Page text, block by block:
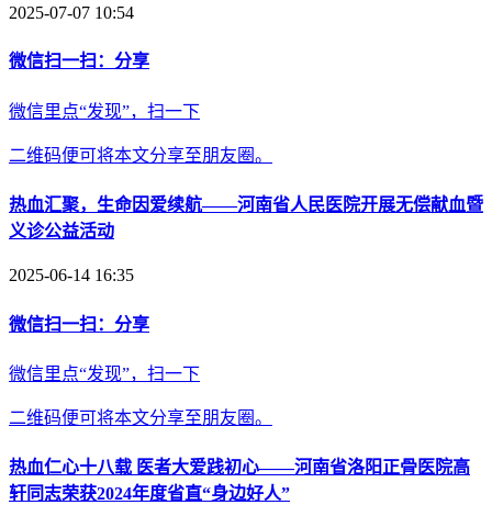
2025-07-07 10:54
微信扫一扫：分享
微信里点“发现”，扫一下
二维码便可将本文分享至朋友圈。
热血汇聚，生命因爱续航——河南省人民医院开展无偿献血暨
义诊公益活动
2025-06-14 16:35
微信扫一扫：分享
微信里点“发现”，扫一下
二维码便可将本文分享至朋友圈。
热血仁心十八载 医者大爱践初心——河南省洛阳正骨医院高
轩同志荣获2024年度省直“身边好人”